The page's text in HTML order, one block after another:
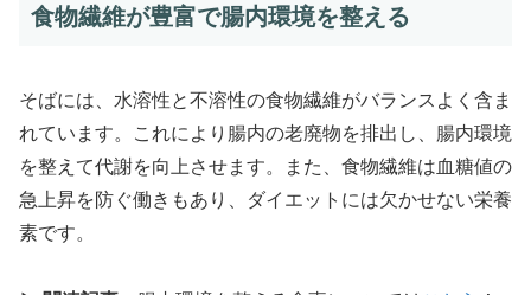
食物繊維が豊富で腸内環境を整える
そばには、水溶性と不溶性の食物繊維がバランスよく含ま
れています。これにより腸内の老廃物を排出し、腸内環境
を整えて代謝を向上させます。また、食物繊維は血糖値の
急上昇を防ぐ働きもあり、ダイエットには欠かせない栄養
素です。